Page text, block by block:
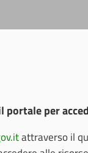
portale per
attraverso il